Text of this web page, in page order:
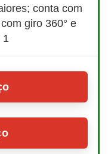
conta com
giro 360° e
1